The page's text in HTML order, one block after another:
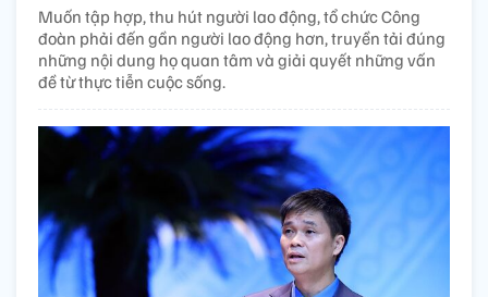
Muốn tập hợp, thu hút người lao động, tổ chức Công
đoàn phải đến gần người lao động hơn, truyền tải đúng
những nội dung họ quan tâm và giải quyết những vấn
đề từ thực tiễn cuộc sống.